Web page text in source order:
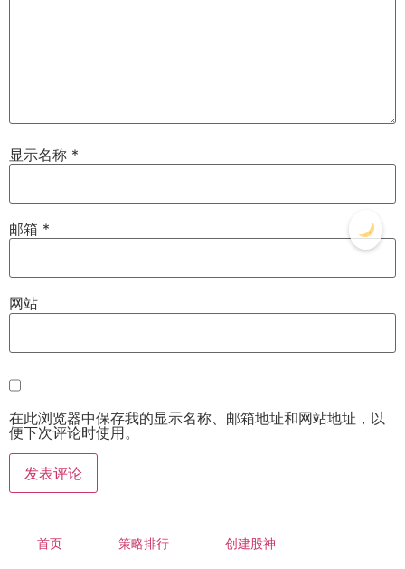
显示名称 *
邮箱 *
网站
在此浏览器中保存我的显示名称、邮箱地址和网站地址，以
便下次评论时使用。
首页 策略排行 创建股神